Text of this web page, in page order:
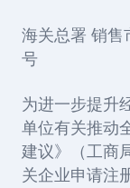
海关总署 销售
号
为进一步提升
单位有关推动
建议》（工商
关企业申请注